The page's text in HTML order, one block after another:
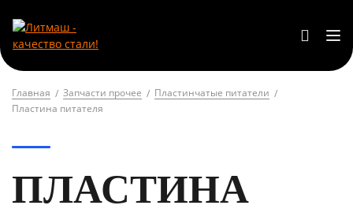
Главная Запчасти прочее
Пластинчатые питатели
Пластина питателя
ПЛАСТИНА